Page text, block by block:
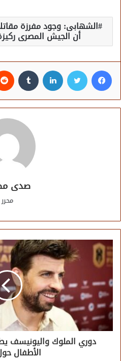
الشهابى: وجود مفرزة
أن الجيش المصرى
فيسبوك تويتر لينكدإن
صدى
محرر
دوري الملوك واليونيسف
الأطفال